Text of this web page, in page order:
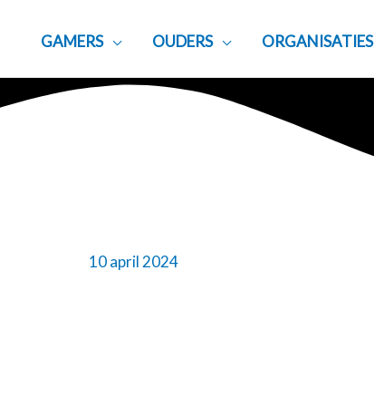
GAMERS OUDERS ORGANISATIES
10 april 2024